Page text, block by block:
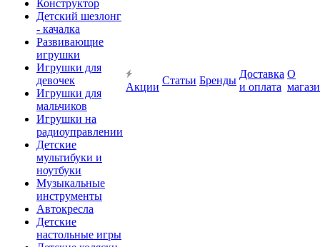
Конструктор
Детский шезлонг
- качалка
Развивающие
игрушки
Игрушки для
девочек
Игрушки для
мальчиков
Игрушки на
радиоуправлении
Детские
мультибуки и
ноутбуки
Музыкальные
инструменты
Автокресла
Детские
настольные игры
Акции
Статьи Бренды
Доставка
и оплата
О